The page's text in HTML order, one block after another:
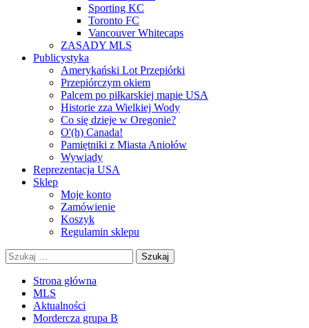
Sporting KC
Toronto FC
Vancouver Whitecaps
ZASADY MLS
Publicystyka
Amerykański Lot Przepiórki
Przepiórczym okiem
Palcem po piłkarskiej mapie USA
Historie zza Wielkiej Wody
Co się dzieje w Oregonie?
O'(h) Canada!
Pamiętniki z Miasta Aniołów
Wywiady
Reprezentacja USA
Sklep
Moje konto
Zamówienie
Koszyk
Regulamin sklepu
Szukaj:
Strona główna
MLS
Aktualności
Mordercza grupa B